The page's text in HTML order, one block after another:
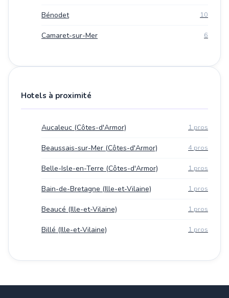
Bénodet 10
Camaret-sur-Mer 6
Hotels à proximité
Aucaleuc (Côtes-d'Armor) 1 pros
Beaussais-sur-Mer (Côtes-d'Armor) 4 pros
Belle-Isle-en-Terre (Côtes-d'Armor) 1 pros
Bain-de-Bretagne (Ille-et-Vilaine) 1 pros
Beaucé (Ille-et-Vilaine) 1 pros
Billé (Ille-et-Vilaine) 1 pros